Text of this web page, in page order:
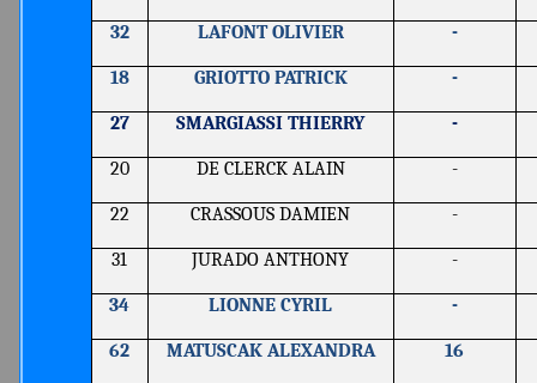
32 LAFONT OLIVIER -
18 GRIOTTO PATRICK -
27 SMARGIASSI THIERRY -
20 DE CLERCK ALAIN -
22 CRASSOUS DAMIEN -
31 JURADO ANTHONY -
34 LIONNE CYRIL -
62 MATUSCAK ALEXANDRA 16